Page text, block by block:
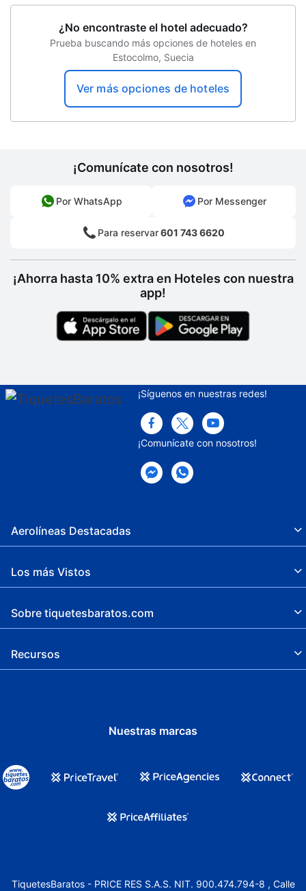
¿No encontraste el hotel adecuado?
Prueba buscando más opciones de hoteles en
Estocolmo, Suecia
Ver más opciones de hoteles
¡Comunícate con nosotros!
Por WhatsApp Por Messenger
Para reservar601 743 6620
¡Ahorra hasta 10% extra en Hoteles con nuestra
app!
¡Síguenos en nuestras redes!
¡Comunícate con nosotros!
Aerolíneas Destacadas
Los más Vistos
Sobre tiquetesbaratos.com
Recursos
Nuestras marcas
TiquetesBaratos - PRICE RES S.A.S. NIT. 900.474.794-8 , Calle